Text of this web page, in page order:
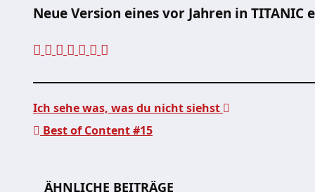
Neue Version eines vor Jahren in TITANIC
Ich sehe was, was du nicht siehst
Best of Content #15
ÄHNLICHE BEITRÄGE